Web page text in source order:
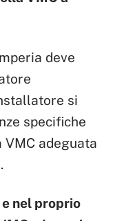
deve
si
specifiche
VMC adeguata
nel proprio